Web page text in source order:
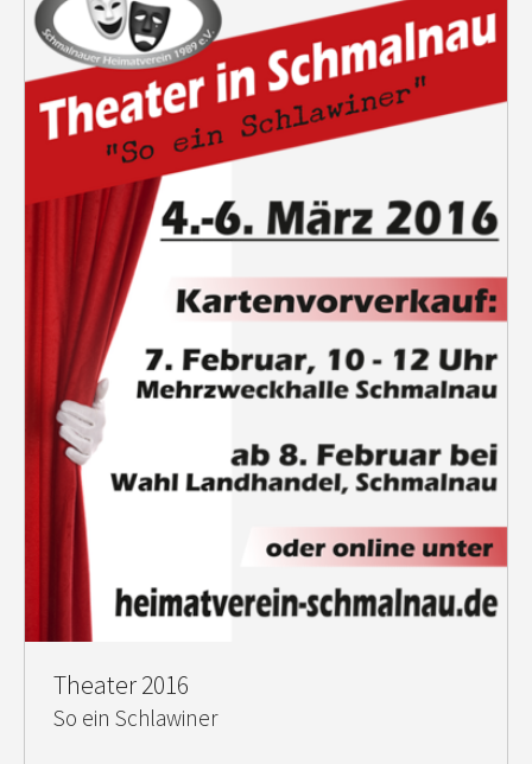
Theater 2016
So ein Schlawiner